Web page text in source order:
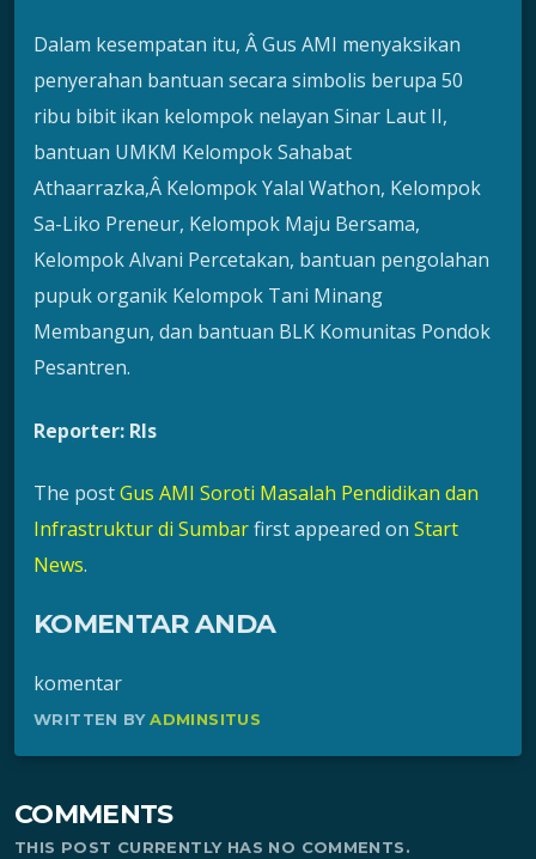
Dalam kesempatan itu, Â Gus AMI menyaksikan
penyerahan bantuan secara simbolis berupa 50
ribu bibit ikan kelompok nelayan Sinar Laut II,
bantuan UMKM Kelompok Sahabat
Athaarrazka,Â Kelompok Yalal Wathon, Kelompok
Sa-Liko Preneur, Kelompok Maju Bersama,
Kelompok Alvani Percetakan, bantuan pengolahan
pupuk organik Kelompok Tani Minang
Membangun, dan bantuan BLK Komunitas Pondok
Pesantren.
Reporter: Rls
The postGus AMI Soroti Masalah Pendidikan dan
Infrastruktur di Sumbarfirst appeared on Start
News.
KOMENTAR ANDA
komentar
WRITTEN BYADMINSITUS
COMMENTS
THIS POST CURRENTLY HAS NO COMMENTS.